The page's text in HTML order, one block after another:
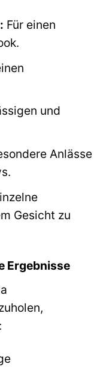
Für einen
und
Anlässe
Gesicht zu
Ergebnisse